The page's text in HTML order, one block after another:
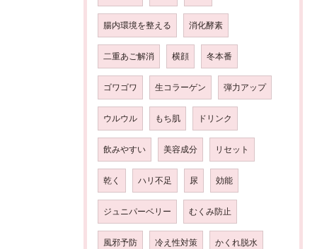
腸内環境を整える 消化酵素
二重あご解消 横顔 冬本番
ゴワゴワ 生コラーゲン 弾力アップ
ウルウル もち肌 ドリンク
飲みやすい 美容成分 リセット
乾く ハリ不足 尿 効能
ジュニパーベリー むくみ防止
風邪予防 冷え性対策 かくれ脱水